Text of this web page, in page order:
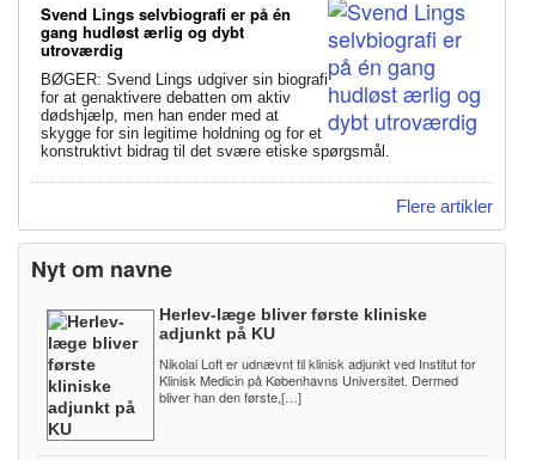
Svend Lings selvbiografi er på én
gang hudløst ærlig og dybt
utroværdig
BØGER: Svend Lings udgiver sin biografi
for at genaktivere debatten om aktiv
dødshjælp, men han ender med at
skygge for sin legitime holdning og for et
konstruktivt bidrag til det svære etiske spørgsmål.
Flere artikler
Nyt om navne
Herlev-læge bliver første kliniske
adjunkt på KU
Nikolai Loft er udnævnt til klinisk adjunkt ved Institut for
Klinisk Medicin på Københavns Universitet. Dermed
bliver han den første,[…]